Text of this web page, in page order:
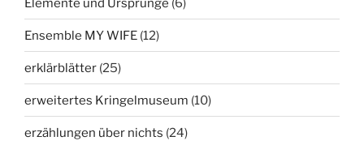
Elemente und Ursprünge (6)
Ensemble MY WIFE (12)
erklärblätter (25)
erweitertes Kringelmuseum (10)
erzählungen über nichts (24)